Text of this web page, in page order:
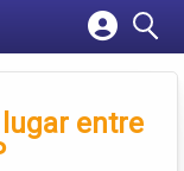
entre